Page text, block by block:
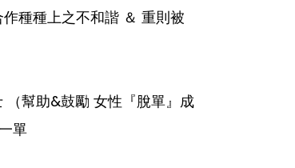
種種上之不和諧 ＆ 重則被
（幫助&鼓勵 女性『脫單』成
單